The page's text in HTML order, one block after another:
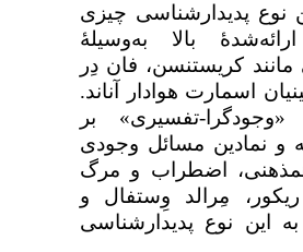
نوع پدیدارشناسی چیزی
بالا به‌وسیلهٔ
کریستن­سن، فان دِر
اسمارت هوادار آن­اند.
تفسیری» بر
و نمادین مسائل وجودی
اضطراب و مرگ
مِرالد وِستفال و
به این نوع پدیدارشناسی